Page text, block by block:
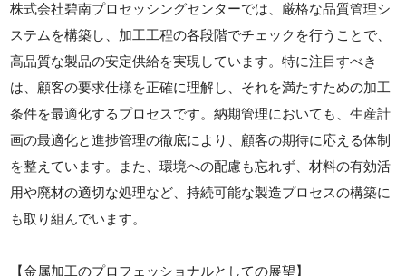
株式会社碧南プロセッシングセンターでは、厳格な品質管理シ
ステムを構築し、加工工程の各段階でチェックを行うことで、
高品質な製品の安定供給を実現しています。特に注目すべき
は、顧客の要求仕様を正確に理解し、それを満たすための加工
条件を最適化するプロセスです。納期管理においても、生産計
画の最適化と進捗管理の徹底により、顧客の期待に応える体制
を整えています。また、環境への配慮も忘れず、材料の有効活
用や廃材の適切な処理など、持続可能な製造プロセスの構築に
も取り組んでいます。
【金属加工のプロフェッショナルとしての展望】